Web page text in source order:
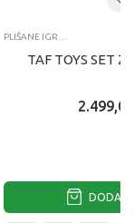
PLIŠANE IGRAČKE ZA BEBE
TAF TOYS SET
2.499,00
DODAJ